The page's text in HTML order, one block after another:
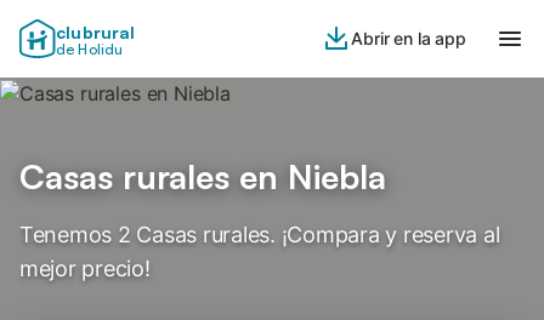
clubrural
de Holidu
Abrir en la app
Casas rurales en Niebla
Tenemos 2 Casas rurales. ¡Compara y reserva al
mejor precio!